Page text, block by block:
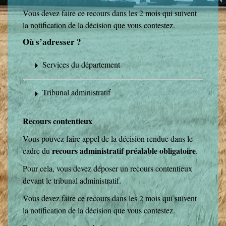
Vous devez faire ce recours dans les 2 mois qui suivent
lanotificationde la décision que vous contestez.
Où s’adresser ?
arrow_rightServices du département
arrow_rightTribunal administratif
Recours contentieux
Vous pouvez faire appel de la décision rendue dans le
cadre durecours administratif préalable obligatoire.
Pour cela, vous devez déposer un recours contentieux
devant le tribunal administratif.
Vous devez faire ce recours dans les 2 mois qui suivent
la notification de la décision que vous contestez.